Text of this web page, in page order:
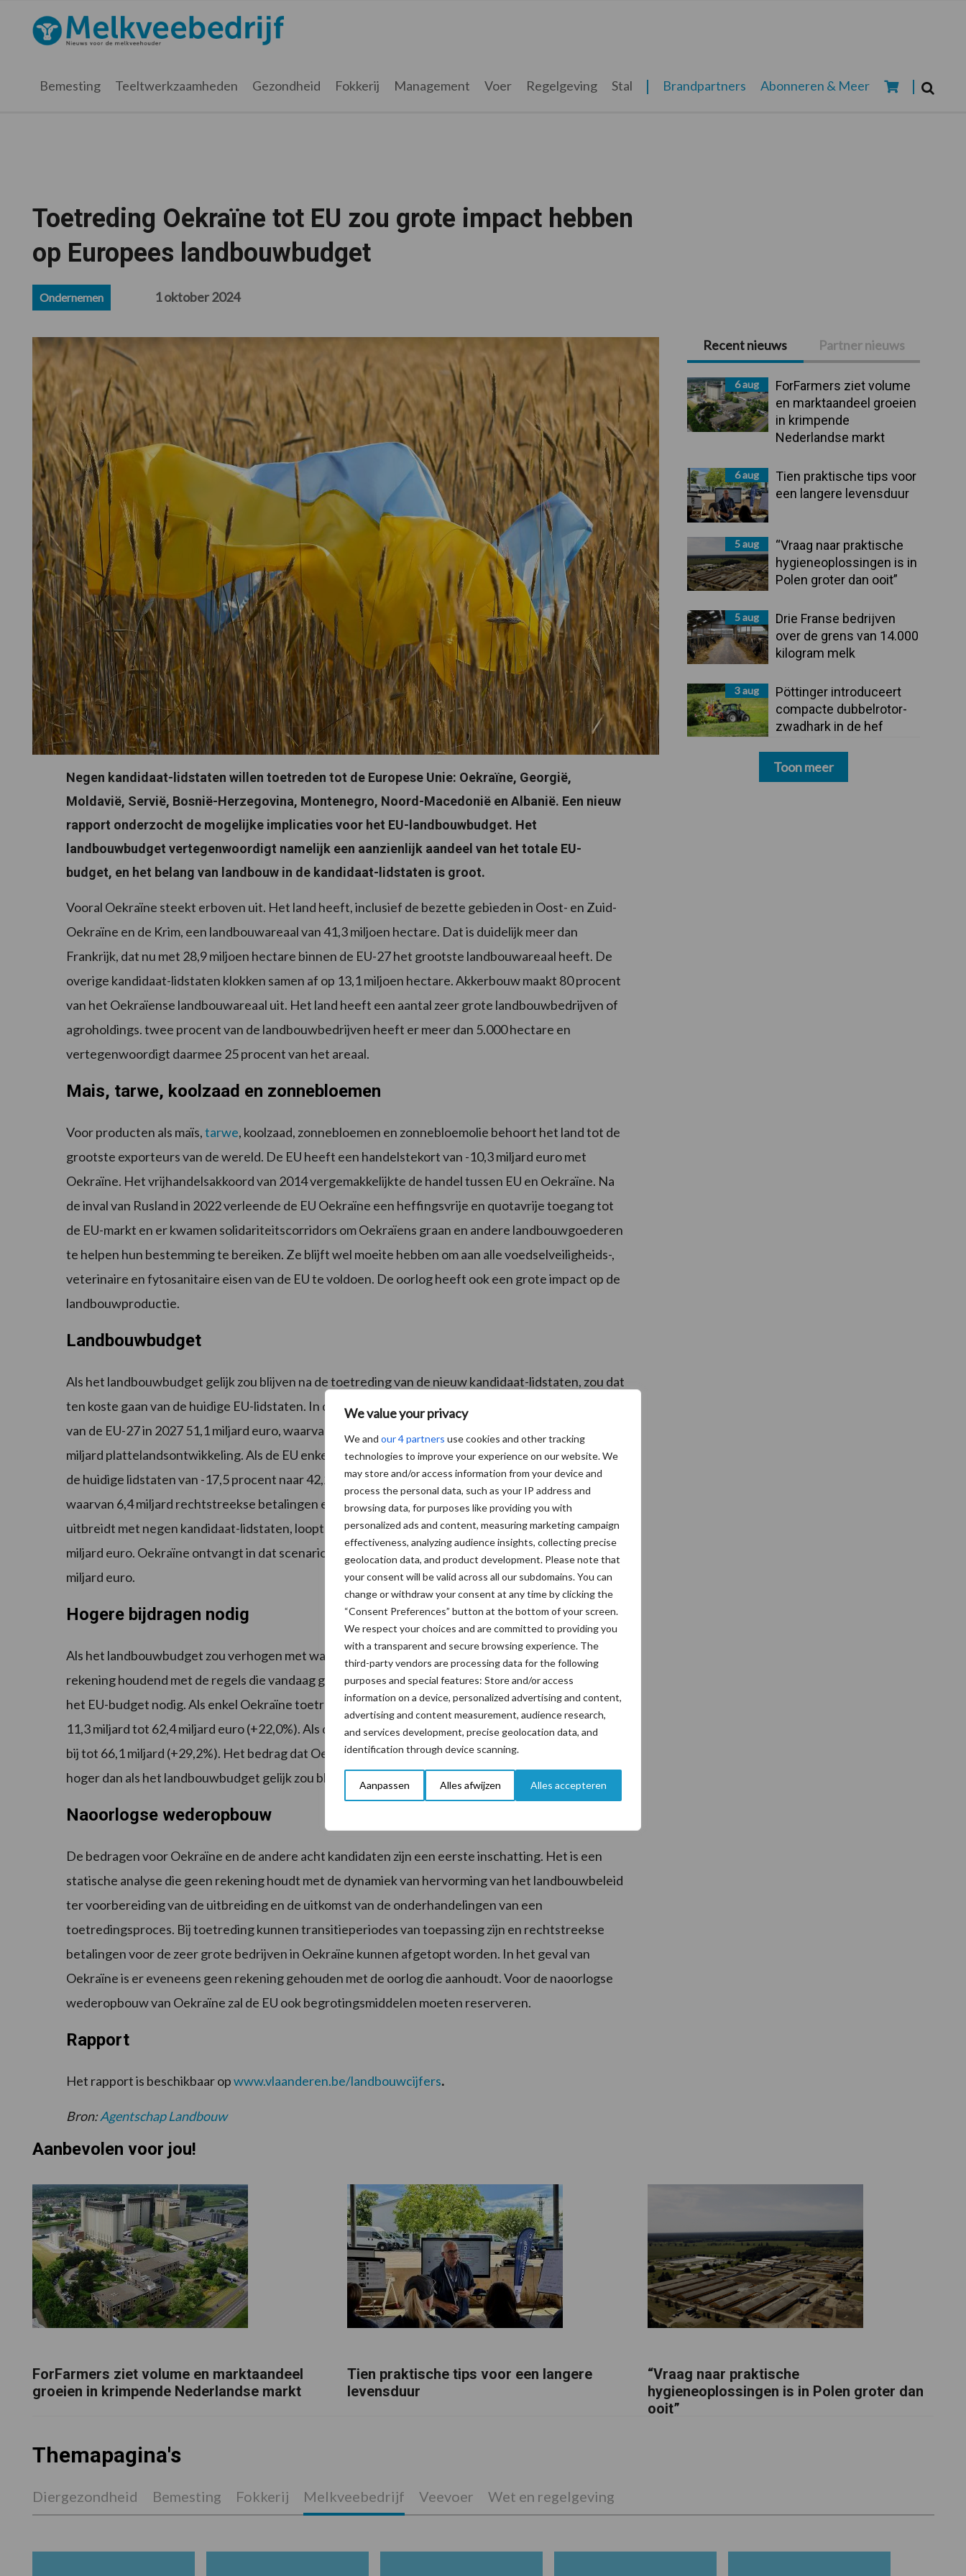
We value your privacy
We and our 4 partners use cookies and other tracking
technologies to improve your experience on our website. We
may store and/or access information from your device and
process the personal data, such as your IP address and
browsing data, for purposes like providing you with
personalized ads and content, measuring marketing campaign
effectiveness, analyzing audience insights, collecting precise
geolocation data, and product development. Please note that
your consent will be valid across all our subdomains. You can
change or withdraw your consent at any time by clicking the
“Consent Preferences” button at the bottom of your screen.
We respect your choices and are committed to providing you
with a transparent and secure browsing experience. The
third-party vendors are processing data for the following
purposes and special features: Store and/or access
information on a device, personalized advertising and content,
advertising and content measurement, audience research,
and services development, precise geolocation data, and
identification through device scanning.
Aanpassen Alles afwijzen Alles accepteren
hoofdnavigatie
hoofd
eerste
voettekst
Melkveebedrijf.nl
Bemesting Teeltwerkzaamheden Gezondheid Fokkerij Management Voer Regelgeving Stal Brandpartners Abonneren & Meer
Toetreding Oekraïne tot EU zou grote impact hebben
op Europees landbouwbudget
Ondernemen 1 oktober 2024
Negen kandidaat-lidstaten willen toetreden tot de Europese Unie: Oekraïne, Georgië,
Moldavië, Servië, Bosnië-Herzegovina, Montenegro, Noord-Macedonië en Albanië. Een nieuw
rapport onderzocht de mogelijke implicaties voor het EU-landbouwbudget. Het
landbouwbudget vertegenwoordigt namelijk een aanzienlijk aandeel van het totale EU-
budget, en het belang van landbouw in de kandidaat-lidstaten is groot.
Vooral Oekraïne steekt erboven uit. Het land heeft, inclusief de bezette gebieden in Oost- en Zuid-
Oekraïne en de Krim, een landbouwareaal van 41,3 miljoen hectare. Dat is duidelijk meer dan
Frankrijk, dat nu met 28,9 miljoen hectare binnen de EU-27 het grootste landbouwareaal heeft. De
overige kandidaat-lidstaten klokken samen af op 13,1 miljoen hectare. Akkerbouw maakt 80 procent
van het Oekraïense landbouwareaal uit. Het land heeft een aantal zeer grote landbouwbedrijven of
agroholdings. twee procent van de landbouwbedrijven heeft er meer dan 5.000 hectare en
vertegenwoordigt daarmee 25 procent van het areaal.
Mais, tarwe, koolzaad en zonnebloemen
Voor producten als maïs,tarwe, koolzaad, zonnebloemen en zonnebloemolie behoort het land tot de
grootste exporteurs van de wereld. De EU heeft een handelstekort van -10,3 miljard euro met
Oekraïne. Het vrijhandelsakkoord van 2014 vergemakkelijkte de handel tussen EU en Oekraïne. Na
de inval van Rusland in 2022 verleende de EU Oekraïne een heffingsvrije en quotavrije toegang tot
de EU-markt en er kwamen solidariteitscorridors om Oekraïens graan en andere landbouwgoederen
te helpen hun bestemming te bereiken. Ze blijft wel moeite hebben om aan alle voedselveiligheids-,
veterinaire en fytosanitaire eisen van de EU te voldoen. De oorlog heeft ook een grote impact op de
landbouwproductie.
Landbouwbudget
Als het landbouwbudget gelijk zou blijven na de toetreding van de nieuw kandidaat-lidstaten, zou dat
ten koste gaan van de huidige EU-lidstaten. In de uitgangssituatie bedraagt het landbouwbudget
van de EU-27 in 2027 51,1 miljard euro, waarvan 38,7 miljard rechtstreekse betalingen en 12,5
miljard plattelandsontwikkeling. Als de EU enkel met Oekraïne uitbreidt, is er een totaal verlies voor
de huidige lidstaten van -17,5 procent naar 42,2 miljard euro. Oekraïne krijgt 9,0 miljard euro,
waarvan 6,4 miljard rechtstreekse betalingen en 2,5 miljard euro plattelandsontwikkeling. Als de EU
uitbreidt met negen kandidaat-lidstaten, loopt het verlies voor de EU op tot -21,8 procent naar 40,0
miljard euro. Oekraïne ontvangt in dat scenario 8,4 miljard euro en de acht andere kandidaten 2,7
miljard euro.
Hogere bijdragen nodig
Als het landbouwbudget zou verhogen met wat nodig is voor Oekraïne en de andere kandidaten
rekening houdend met de regels die vandaag gelden, zijn er hogere bijdragen van de lidstaten aan
het EU-budget nodig. Als enkel Oekraïne toetreedt, zou het landbouwbudget moeten verhogen met
11,3 miljard tot 62,4 miljard euro (+22,0%). Als de negen landen toetreden komt er 14,9 miljard euro
bij tot 66,1 miljard (+29,2%). Het bedrag dat Oekraïne en de andere kandidaten ontvangen, ligt
hoger dan als het landbouwbudget gelijk zou blijven.
Naoorlogse wederopbouw
De bedragen voor Oekraïne en de andere acht kandidaten zijn een eerste inschatting. Het is een
statische analyse die geen rekening houdt met de dynamiek van hervorming van het landbouwbeleid
ter voorbereiding van de uitbreiding en de uitkomst van de onderhandelingen van een
toetredingsproces. Bij toetreding kunnen transitieperiodes van toepassing zijn en rechtstreekse
betalingen voor de zeer grote bedrijven in Oekraïne kunnen afgetopt worden. In het geval van
Oekraïne is er eveneens geen rekening gehouden met de oorlog die aanhoudt. Voor de naoorlogse
wederopbouw van Oekraïne zal de EU ook begrotingsmiddelen moeten reserveren.
Rapport
Het rapport is beschikbaar opwww.vlaanderen.be/landbouwcijfers.
Bron:Agentschap Landbouw
Primaire
Sidebar
Recent nieuws Partner nieuws
6 aug
ForFarmers ziet volume
en marktaandeel groeien
in krimpende
Nederlandse markt
6 aug
Tien praktische tips voor
een langere levensduur
5 aug
“Vraag naar praktische
hygieneoplossingen is in
Polen groter dan ooit”
5 aug
Drie Franse bedrijven
over de grens van 14.000
kilogram melk
3 aug
Pöttinger introduceert
compacte dubbelrotor-
zwadhark in de hef
Toon meer
Aanbevolen voor jou!
ForFarmers ziet volume en marktaandeel
groeien in krimpende Nederlandse markt
Tien praktische tips voor een langere
levensduur
“Vraag naar praktische
hygieneoplossingen is in Polen groter dan
ooit”
Themapagina's
Diergezondheid Bemesting Fokkerij Melkveebedrijf Veevoer Wet en regelgeving